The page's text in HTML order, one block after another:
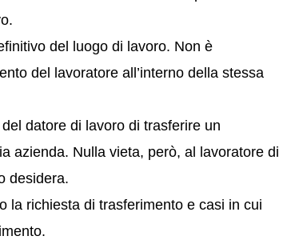
del luogo di lavoro. Non è
del lavoratore all’interno della stessa
datore di lavoro di trasferire un
azienda. Nulla vieta, però, al lavoratore di
desidera.
la richiesta di trasferimento e casi in cui